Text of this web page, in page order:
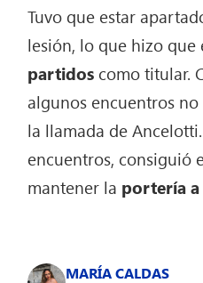
Tuvo que estar
lesión, lo que hizo que
partidos como titular.
algunos encuentros
la llamada de
encuentros, consiguió
mantener la portería a
MARÍA CALDAS